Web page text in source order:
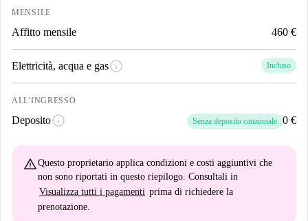
MENSILE
Affitto mensile 460 €
Elettricità, acqua e gasinfo Incluso
ALL'INGRESSO
Depositoinfo Senza deposito cauzionale 0 €
warning_amberQuesto proprietario applica condizioni e costi aggiuntivi che
non sono riportati in questo riepilogo. Consultali in
Visualizza tutti i pagamenti prima di richiedere la
prenotazione.